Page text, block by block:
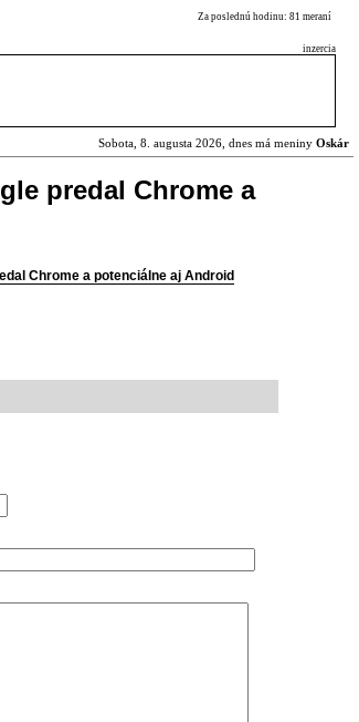
Za poslednú hodinu: 81 meraní
inzercia
Sobota, 8. augusta 2026, dnes má meniny Oskár
predal Chrome a
Chrome a potenciálne aj Android